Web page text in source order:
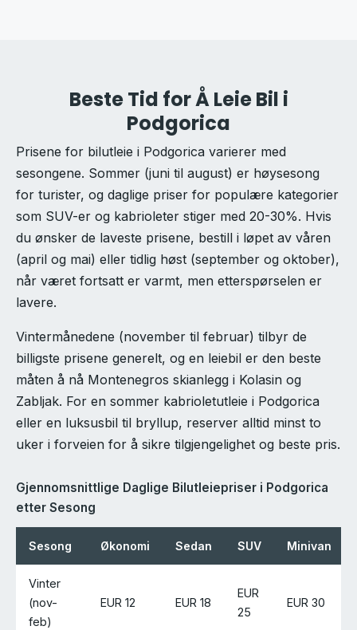
Beste Tid for Å Leie Bil i
Podgorica
Prisene for bilutleie i Podgorica varierer med
sesongene. Sommer (juni til august) er høysesong
for turister, og daglige priser for populære kategorier
som SUV-er og kabrioleter stiger med 20-30%. Hvis
du ønsker de laveste prisene, bestill i løpet av våren
(april og mai) eller tidlig høst (september og oktober),
når været fortsatt er varmt, men etterspørselen er
lavere.
Vintermånedene (november til februar) tilbyr de
billigste prisene generelt, og en leiebil er den beste
måten å nå Montenegros skianlegg i Kolasin og
Zabljak. For en sommer kabrioletutleie i Podgorica
eller en luksusbil til bryllup, reserver alltid minst to
uker i forveien for å sikre tilgjengelighet og beste pris.
Gjennomsnittlige Daglige Bilutleiepriser i Podgorica
etter Sesong
Sesong Økonomi Sedan SUV Minivan
Vinter
(nov-
feb)
EUR 12 EUR 18
EUR
25
EUR 30